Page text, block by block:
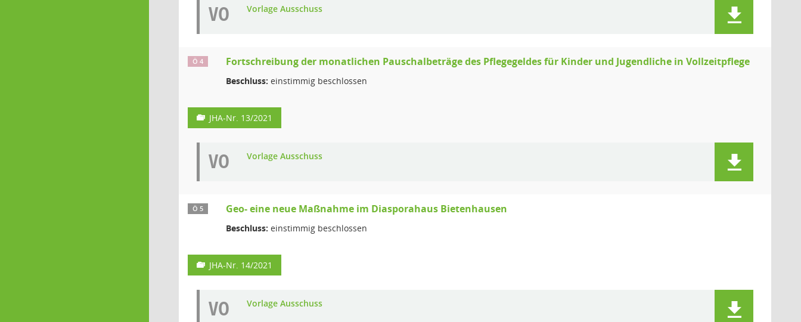
VO Vorlage Ausschuss
Ö 4 Fortschreibung der monatlichen Pauschalbeträge des Pflegegeldes für Kinder und Jugendliche in Vollzeitpflege
Beschluss: einstimmig beschlossen
JHA-Nr. 13/2021
VO Vorlage Ausschuss
Ö 5 Geo- eine neue Maßnahme im Diasporahaus Bietenhausen
Beschluss: einstimmig beschlossen
JHA-Nr. 14/2021
VO Vorlage Ausschuss